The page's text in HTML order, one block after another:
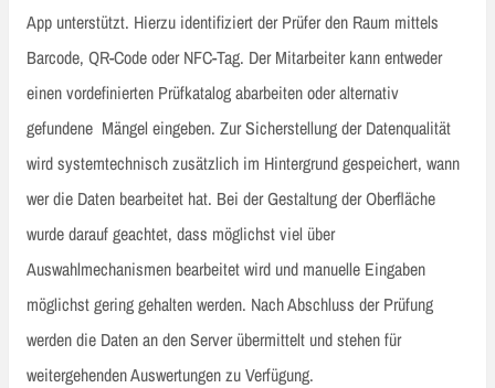
App unterstützt. Hierzu identifiziert der Prüfer den Raum mittels
Barcode, QR-Code oder NFC-Tag. Der Mitarbeiter kann entweder
einen vordefinierten Prüfkatalog abarbeiten oder alternativ
gefundene Mängel eingeben. Zur Sicherstellung der Datenqualität
wird systemtechnisch zusätzlich im Hintergrund gespeichert, wann
wer die Daten bearbeitet hat. Bei der Gestaltung der Oberfläche
wurde darauf geachtet, dass möglichst viel über
Auswahlmechanismen bearbeitet wird und manuelle Eingaben
möglichst gering gehalten werden. Nach Abschluss der Prüfung
werden die Daten an den Server übermittelt und stehen für
weitergehenden Auswertungen zu Verfügung.